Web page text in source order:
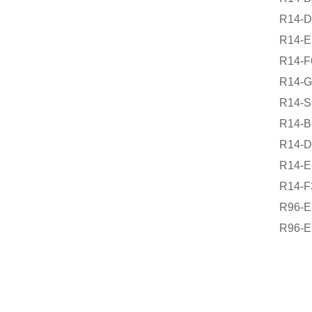
R14-
R14-
R14-
R14-
R14-
R14-
R14-
R14-
R14-
R96-
R96-